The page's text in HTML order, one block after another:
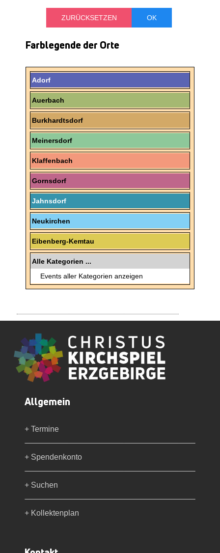
Farblegende der Orte
Adorf
Auerbach
Burkhardtsdorf
Meinersdorf
Klaffenbach
Gornsdorf
Jahnsdorf
Neukirchen
Eibenberg-Kemtau
Alle Kategorien ...
Events aller Kategorien anzeigen
Allgemein
+ Termine
+ Spendenkonto
+ Suchen
+ Kollektenplan